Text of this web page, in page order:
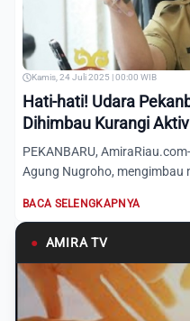
Kamis, 24 Juli 2025 | 00:00 WIB
Hati-hati! Udara
Dihimbau Kurangi
PEKANBARU,
Agung Nugroho,
BACA SELENGKAPNYA
● AMIRA TV